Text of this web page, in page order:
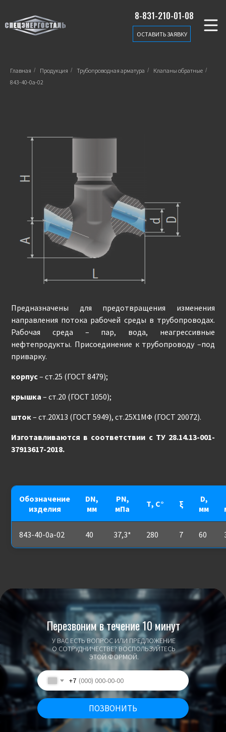
8-831-210-01-08
ОСТАВИТЬ ЗАЯВКУ
Главная / Продукция / Трубопроводная арматура / Клапаны обратные /
843-40-0а-02
Предназначены для предотвращения изменения
направления потока рабочей среды в трубопроводах.
Рабочая среда – пар, вода, неагрессивные
нефтепродукты. Присоединение к трубопроводу –под
приварку.
корпус– ст.25 (ГОСТ 8479);
крышка – ст.20 (ГОСТ 1050);
шток– ст.20Х13 (ГОСТ 5949), ст.25Х1МФ (ГОСТ 20072).
Изготавливаются в соответствии с ТУ 28.14.13-001-
37913617-2018.
Обозначение
изделия
DN,
мм
PN,
мПа
Т, С° ξ
D,
мм
843-40-0а-02 40 37,3* 280 7 60
У ВАС ЕСТЬ ВОПРОС ИЛИ ПРЕДЛОЖЕНИЕ
О СОТРУДНИЧЕСТВЕ? ВОСПОЛЬЗУЙТЕСЬ
ЭТОЙ ФОРМОЙ.
Перезвоним в течение 10 минут
+7
ПОЗВОНИТЬ